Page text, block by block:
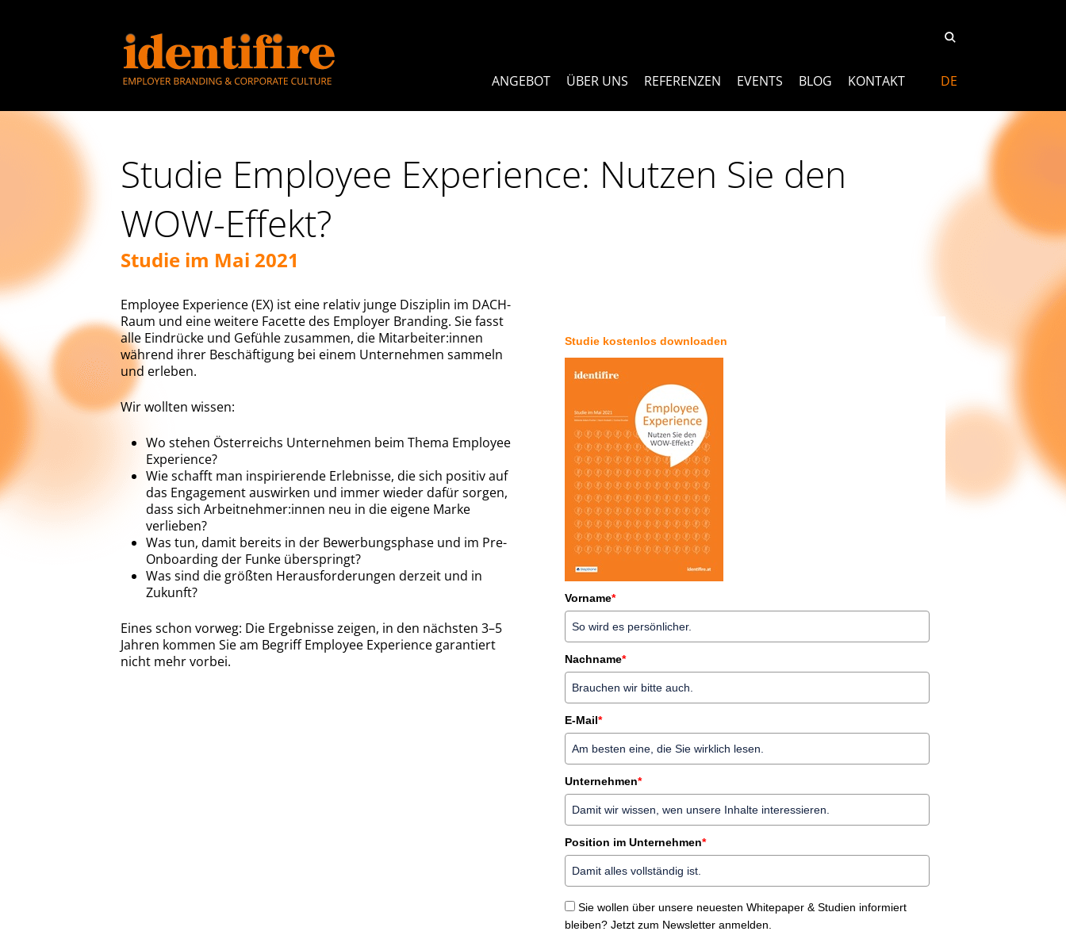
ANGEBOT ÜBER UNS REFERENZEN EVENTS BLOG KONTAKT DE
Studie Employee Experience: Nutzen Sie den
WOW-Effekt?
Studie im Mai 2021
Employee Experience (EX) ist eine relativ junge Disziplin im DACH-
Raum und eine weitere Facette des Employer Branding. Sie fasst
alle Eindrücke und Gefühle zusammen, die Mitarbeiter:innen
während ihrer Beschäftigung bei einem Unternehmen sammeln
und erleben.
Wir wollten wissen:
Wo stehen Österreichs Unternehmen beim Thema Employee
Experience?
Wie schafft man inspirierende Erlebnisse, die sich positiv auf
das Engagement auswirken und immer wieder dafür sorgen,
dass sich Arbeitnehmer:innen neu in die eigene Marke
verlieben?
Was tun, damit bereits in der Bewerbungsphase und im Pre-
Onboarding der Funke überspringt?
Was sind die größten Herausforderungen derzeit und in
Zukunft?
Eines schon vorweg: Die Ergebnisse zeigen, in den nächsten 3–5
Jahren kommen Sie am Begriff Employee Experience garantiert
nicht mehr vorbei.
Studie kostenlos downloaden
Vorname*
Nachname*
E-Mail*
Unternehmen*
Position im Unternehmen*
Sie wollen über unsere neuesten Whitepaper & Studien informiert
bleiben? Jetzt zum Newsletter anmelden.